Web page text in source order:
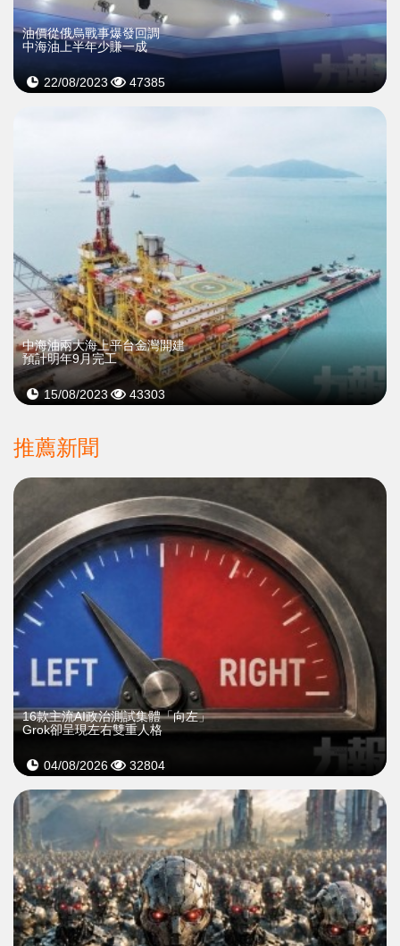
油價從俄烏戰事爆發回調
中海油上半年少賺一成
22/08/2023 47385
中海油兩大海上平台金灣開建
預計明年9月完工
15/08/2023 43303
推薦新聞
16款主流AI政治測試集體「向左」
Grok卻呈現左右雙重人格
04/08/2026 32804